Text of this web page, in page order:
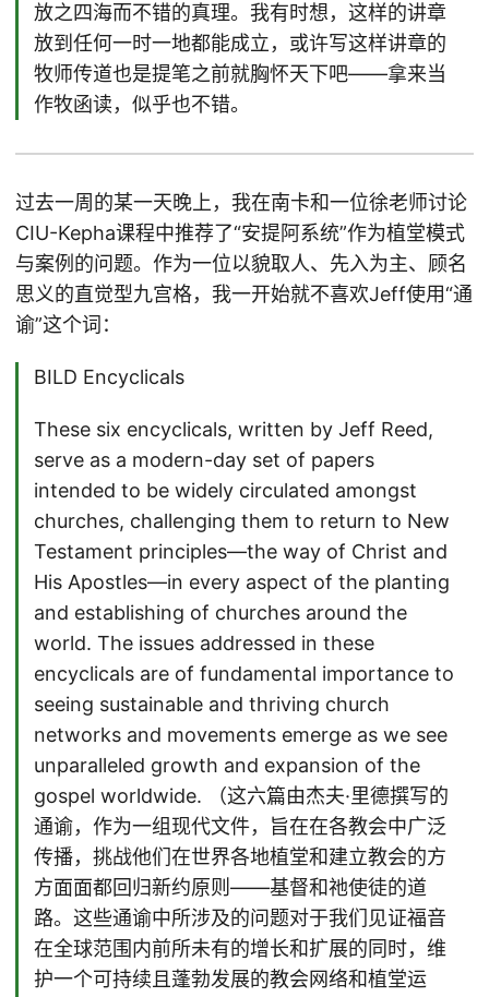
放之四海而不错的真理。我有时想，这样的讲章
放到任何一时一地都能成立，或许写这样讲章的
牧师传道也是提笔之前就胸怀天下吧——拿来当
作牧函读，似乎也不错。
过去一周的某一天晚上，我在南卡和一位徐老师讨论
CIU-Kepha课程中推荐了“安提阿系统”作为植堂模式
与案例的问题。作为一位以貌取人、先入为主、顾名
思义的直觉型九宫格，我一开始就不喜欢Jeff使用“通
谕”这个词：
BILD Encyclicals
These six encyclicals, written by Jeff Reed,
serve as a modern-day set of papers
intended to be widely circulated amongst
churches, challenging them to return to New
Testament principles—the way of Christ and
His Apostles––in every aspect of the planting
and establishing of churches around the
world. The issues addressed in these
encyclicals are of fundamental importance to
seeing sustainable and thriving church
networks and movements emerge as we see
unparalleled growth and expansion of the
gospel worldwide. （这六篇由杰夫·里德撰写的
通谕，作为一组现代文件，旨在在各教会中广泛
传播，挑战他们在世界各地植堂和建立教会的方
方面面都回归新约原则——基督和祂使徒的道
路。这些通谕中所涉及的问题对于我们见证福音
在全球范围内前所未有的增长和扩展的同时，维
护一个可持续且蓬勃发展的教会网络和植堂运